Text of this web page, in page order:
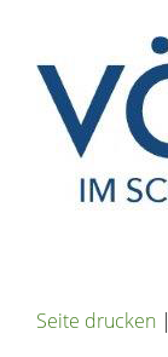
Seite drucken |